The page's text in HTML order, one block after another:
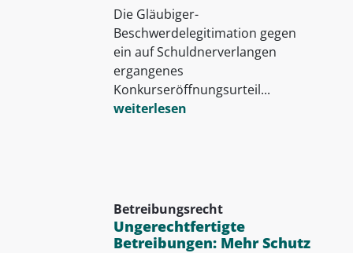
Die Gläubiger-
Beschwerdelegitimation gegen
ein auf Schuldnerverlangen
ergangenes
Konkurseröffnungsurteil...
weiterlesen
Betreibungsrecht
Ungerechtfertigte
Betreibungen: Mehr Schutz